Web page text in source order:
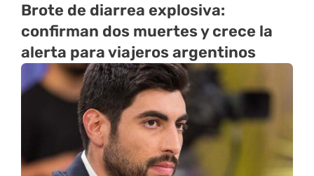
Brote de diarrea explosiva:
confirman dos muertes y crece la
alerta para viajeros argentinos